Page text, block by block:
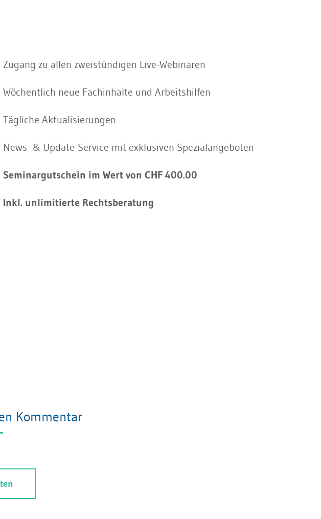
Zugang zu allen zweistündigen Live-Webinaren
Wöchentlich neue Fachinhalte und Arbeitshilfen
Tägliche Aktualisierungen
News- & Update-Service mit exklusiven Spezialangeboten
Seminargutschein im Wert von CHF 400.00
Inkl. unlimitierte Rechtsberatung
Kommentar